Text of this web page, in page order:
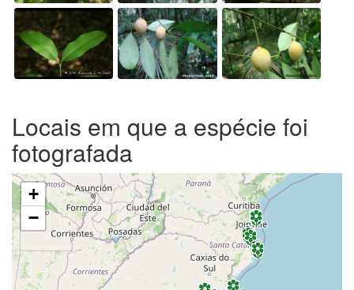
Locais em que a espécie foi
fotografada
+
−